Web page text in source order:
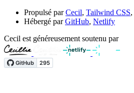
Propulsé parCecil, Tailwind CSS,
Hébergé parGitHub, Netlify
Cecil est généreusement soutenu par